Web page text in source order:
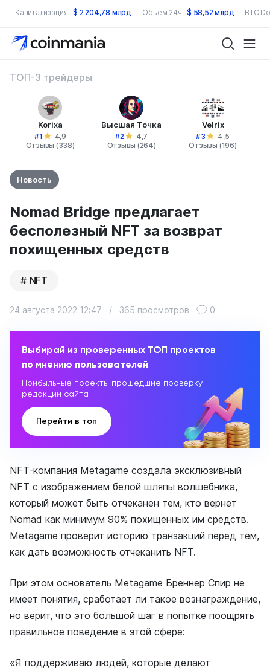
Капитализация: $ 2 204,78 млрд Объем 24ч: $ 58,52 млрд BTC
ТОП-3 трейдеры
Korixa
#1
4,9
Отзывы (338)
Высшая Точка
#2
4,7
Отзывы (264)
Velrix
#3
4,5
Отзывы (196)
Новость
Nomad Bridge предлагает
бесполезный NFT за возврат
похищенных средств
NFT
24 августа 2022 12:47 / 365 просмотров 0
Выбирай из проверенных ТОП проектов
по мнению пользователей
Прибыльные проекты прошедшие проверку
редакции сайта
Перейти в топ
NFT-компания Metagame создала эксклюзивный
NFT с изображением белой шляпы волшебника,
который может быть отчеканен тем, кто вернет
Nomad как минимум 90% похищенных им средств.
Metagame проверит историю транзакций перед тем,
как дать возможность отчеканить NFT.
При этом основатель Metagame Бреннер Спир не
имеет понятия, сработает ли такое вознаграждение,
но верит, что это большой шаг в попытке поощрять
правильное поведение в этой сфере:
«Я поддерживаю людей, которые делают